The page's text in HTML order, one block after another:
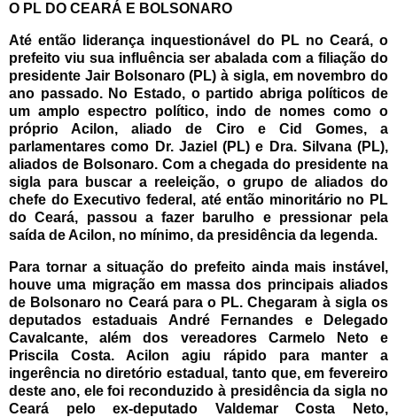
O PL DO CEARÁ E BOLSONARO
Até então liderança inquestionável do PL no Ceará, o
prefeito viu sua influência ser abalada com a filiação do
presidente Jair Bolsonaro (PL) à sigla, em novembro do
ano passado. No Estado, o partido abriga políticos de
um amplo espectro político, indo de nomes como o
próprio Acilon, aliado de Ciro e Cid Gomes, a
parlamentares como Dr. Jaziel (PL) e Dra. Silvana (PL),
aliados de Bolsonaro. Com a chegada do presidente na
sigla para buscar a reeleição, o grupo de aliados do
chefe do Executivo federal, até então minoritário no PL
do Ceará, passou a fazer barulho e pressionar pela
saída de Acilon, no mínimo, da presidência da legenda.
Para tornar a situação do prefeito ainda mais instável,
houve uma migração em massa dos principais aliados
de Bolsonaro no Ceará para o PL. Chegaram à sigla os
deputados estaduais André Fernandes e Delegado
Cavalcante, além dos vereadores Carmelo Neto e
Priscila Costa.Acilon agiu rápido para manter a
ingerência no diretório estadual, tanto que, em fevereiro
deste ano, ele foi reconduzido à presidência da sigla no
Ceará pelo ex-deputado Valdemar Costa Neto,